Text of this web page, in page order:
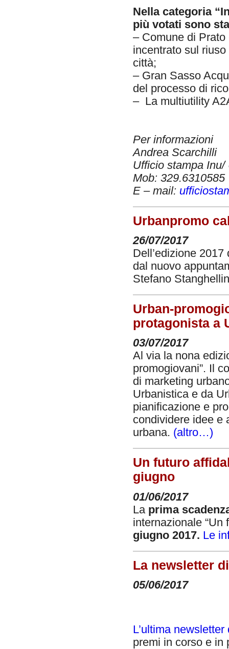
Nella categoria
più votati sono
– Comune di Prato
incentrato sul
città;
– Gran Sasso
del processo di
– La multiutility
Per informazioni
Andrea Scarchilli
Ufficio stampa Inu/
Mob: 329.6310585
E – mail:
Urbanpromo
26/07/2017
Dell’edizione
dal nuovo
Stefano
Urban-
protagonista a
03/07/2017
Al via la nona
promogiovani”. Il
di marketing
Urbanistica e da
pianificazione e
condividere idee e
urbana. (altro…)
Un futuro
giugno
01/06/2017
La prima
internazionale
giugno 2017. Le
La newsletter
05/06/2017
L’ultima
premi in corso e in